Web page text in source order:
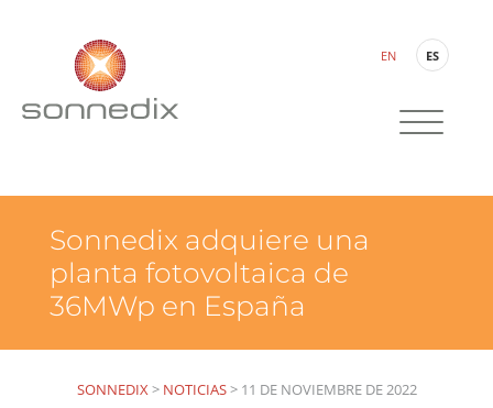
EN ES
Sonnedix adquiere una
planta fotovoltaica de
36MWp en España
SONNEDIX> NOTICIAS> 11 DE NOVIEMBRE DE 2022